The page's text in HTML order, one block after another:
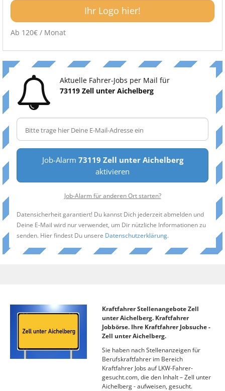
Ihr Logo hier!
Ab 120€ / Monat
Aktuelle Fahrer-Jobs per Mail für
73119 Zell unter Aichelberg
Job-Alarm 73119 Zell unter Aichelberg
aktivieren
Job-Alarm für anderen Ort starten?
Datensicherheit garantiert! Du kannst Dich jederzeit abmelden und
Deine E-Mail wird nur verwendet, um Dir nützliche Informationen zu
senden. Hier findest Du unsere Datenschutzerklärung.
Kraftfahrer Stellenangebote Zell
unter Aichelberg. Kraftfahrer
Jobbörse. Ihre Kraftfahrer Jobsuche -
Zell unter Aichelberg.
Sie haben nach Stellenanzeigen für
Berufskraftfahrer im Bereich
Kraftfahrer Jobs auf LKW-Fahrer-
gesucht.com, die den Inhalt – Zell unter
Aichelberg - aufweisen, gesucht.